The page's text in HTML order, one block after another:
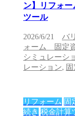
ン】リフォ
ツール
2026/6/21 バ
ォーム 固定
シミュレーシ
レーション,
リフォーム 固
続き 税金計算